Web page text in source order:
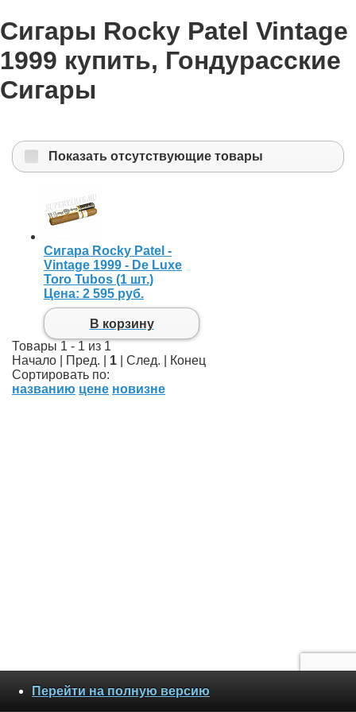
Сигары Rocky Patel Vintage
1999 купить, Гондурасские
Сигары
Показать отсутствующие товары
Сигара Rocky Patel -
Vintage 1999 - De Luxe
Toro Tubos (1 шт.)
Цена: 2 595 руб.
В корзину
Товары 1 - 1 из 1
Начало | Пред. | 1 | След. | Конец
Сортировать по:
названию цене новизне
Перейти на полную версию